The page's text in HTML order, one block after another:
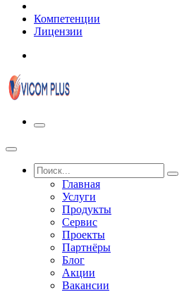
Компетенции
Лицензии
Главная
Услуги
Продукты
Сервис
Проекты
Партнёры
Блог
Акции
Вакансии